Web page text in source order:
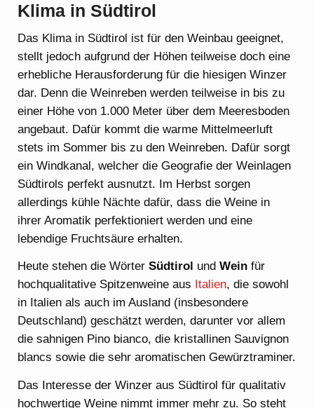
Klima in Südtirol
Das Klima in Südtirol ist für den Weinbau geeignet,
stellt jedoch aufgrund der Höhen teilweise doch eine
erhebliche Herausforderung für die hiesigen Winzer
dar. Denn die Weinreben werden teilweise in bis zu
einer Höhe von 1.000 Meter über dem Meeresboden
angebaut. Dafür kommt die warme Mittelmeerluft
stets im Sommer bis zu den Weinreben. Dafür sorgt
ein Windkanal, welcher die Geografie der Weinlagen
Südtirols perfekt ausnutzt. Im Herbst sorgen
allerdings kühle Nächte dafür, dass die Weine in
ihrer Aromatik perfektioniert werden und eine
lebendige Fruchtsäure erhalten.
Heute stehen die WörterSüdtirol undWein für
hochqualitative Spitzenweine aus Italien, die sowohl
in Italien als auch im Ausland (insbesondere
Deutschland) geschätzt werden, darunter vor allem
die sahnigen Pino bianco, die kristallinen Sauvignon
blancs sowie die sehr aromatischen Gewürztraminer.
Das Interesse der Winzer aus Südtirol für qualitativ
hochwertige Weine nimmt immer mehr zu. So steht